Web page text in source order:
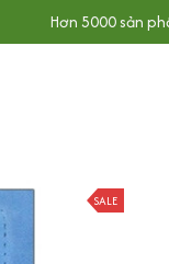
Hơn 5000 sản
SALE